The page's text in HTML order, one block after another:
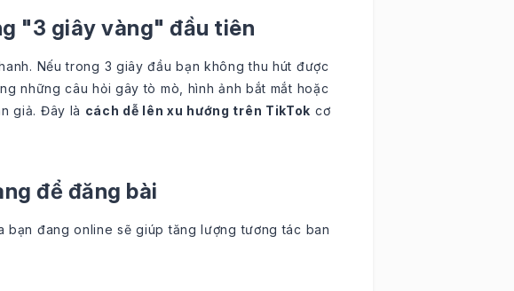
"3 giây vàng" đầu tiên
Nếu trong 3 giây đầu bạn không thu hút được
những câu hỏi gây tò mò, hình ảnh bắt mắt hoặc
giả. Đây là cách dễ lên xu hướng trên TikTok cơ
để đăng bài
đang online sẽ giúp tăng lượng tương tác ban